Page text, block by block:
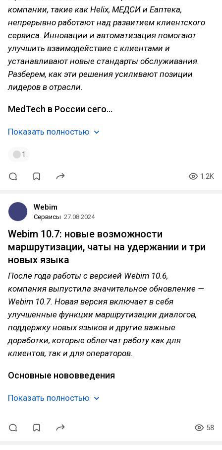
компании, такие как Helix, МЕДСИ и Еаптека,
непрерывно работают над развитием клиентского
сервиса. Инновации и автоматизация помогают
улучшить взаимодействие с клиентами и
устанавливают новые стандарты обслуживания.
Разберем, как эти решения усиливают позиции
лидеров в отрасли.
MedTech в России сего…
Показать полностью
1
1.2K
Webim
Сервисы 27.08.2024
Webim 10.7: новые возможности
маршрутизации, чаты на удержании и три
новых языка
После года работы с версией Webim 10.6,
компания выпустила значительное обновление —
Webim 10.7. Новая версия включает в себя
улучшенные функции маршрутизации диалогов,
поддержку новых языков и другие важные
доработки, которые облегчат работу как для
клиентов, так и для операторов.
Основные нововведения
Показать полностью
58